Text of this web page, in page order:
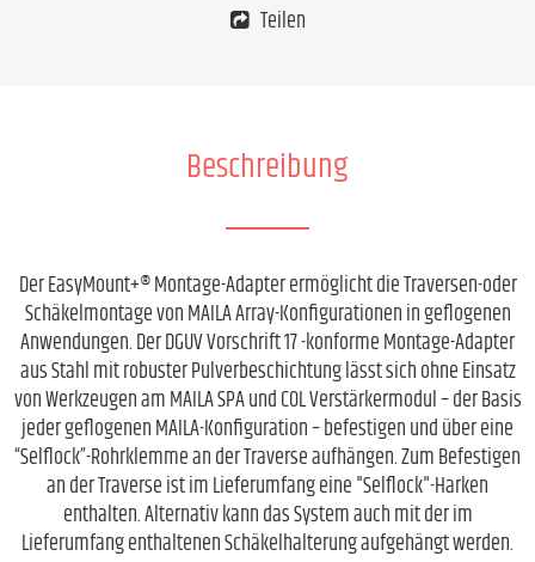
Teilen
Beschreibung
Der EasyMount+® Montage-Adapter ermöglicht die Traversen-oder
Schäkelmontage von MAILA Array-Konfigurationen in geflogenen
Anwendungen. Der DGUV Vorschrift 17 -konforme Montage-Adapter
aus Stahl mit robuster Pulverbeschichtung lässt sich ohne Einsatz
von Werkzeugen am MAILA SPA und COL Verstärkermodul – der Basis
jeder geflogenen MAILA-Konfiguration – befestigen und über eine
“Selflock”-Rohrklemme an der Traverse aufhängen. Zum Befestigen
an der Traverse ist im Lieferumfang eine "Selflock"-Harken
enthalten. Alternativ kann das System auch mit der im
Lieferumfang enthaltenen Schäkelhalterung aufgehängt werden.